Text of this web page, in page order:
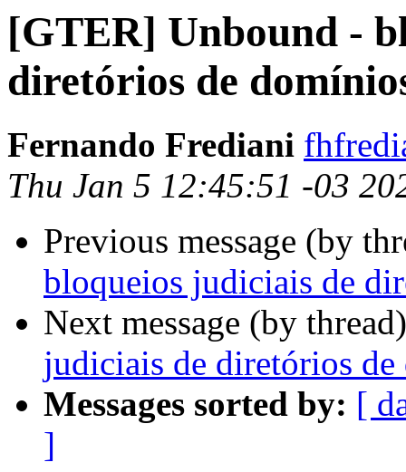
[GTER] Unbound -
diretórios de
Fernando Frediani
Thu Jan 5 12:45:51 -03
Previous message (by
bloqueios judiciais de
Next message (by
judiciais de diretórios
Messages sorted by: [
]